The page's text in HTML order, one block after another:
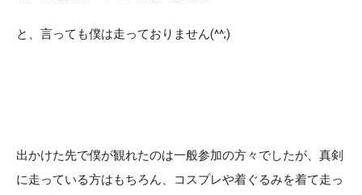
と、言っても僕は走っておりません(^^;)
出かけた先で僕が観れたのは一般参加の方々でしたが、真剣
に走っている方はもちろん、コスプレや着ぐるみを着て走っ